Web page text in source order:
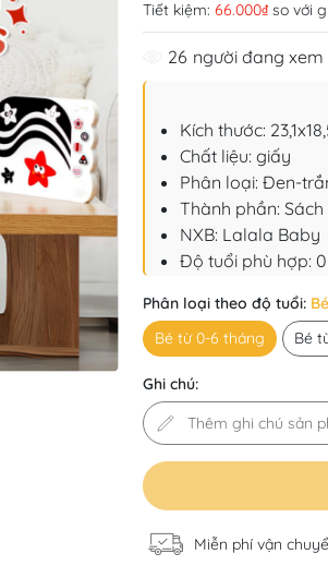
Tiết kiệm: 66.000₫so với
26 người đang
Kích thước:
Chất liệu: giấy
Phân loại: Đen-
Thành phần:
NXB: Lalala Baby
Độ tuổi phù hợp:
Phân loại theo độ tuổi:
Bé từ 0-6 tháng
Bé
Ghi chú:
Miễn phí vận